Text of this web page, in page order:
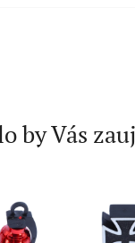
by Vás